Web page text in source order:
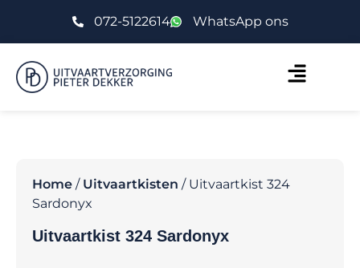
072-5122614 WhatsApp ons
Home / Uitvaartkisten / Uitvaartkist 324
Sardonyx
Uitvaartkist 324 Sardonyx